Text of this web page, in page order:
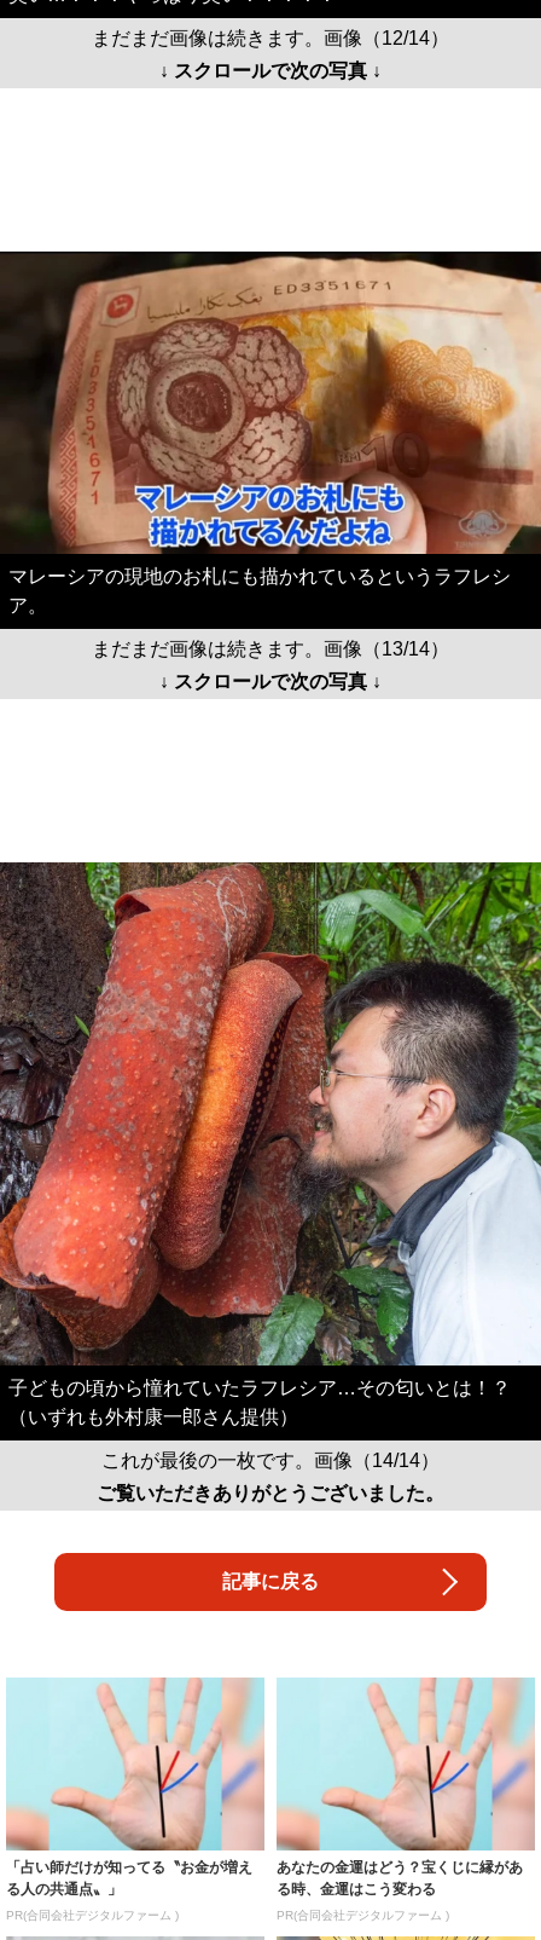
まだまだ画像は続きます。画像（12/14）
↓ スクロールで次の写真 ↓
マレーシアの現地のお札にも描かれているというラフレシ
ア。
まだまだ画像は続きます。画像（13/14）
↓ スクロールで次の写真 ↓
子どもの頃から憧れていたラフレシア…その匂いとは！？
（いずれも外村康一郎さん提供）
これが最後の一枚です。画像（14/14）
ご覧いただきありがとうございました。
記事に戻る
「占い師だけが知ってる〝お金が増え
る人の共通点〟」
PR(合同会社デジタルファーム )
あなたの金運はどう？宝くじに縁があ
る時、金運はこう変わる
PR(合同会社デジタルファーム )